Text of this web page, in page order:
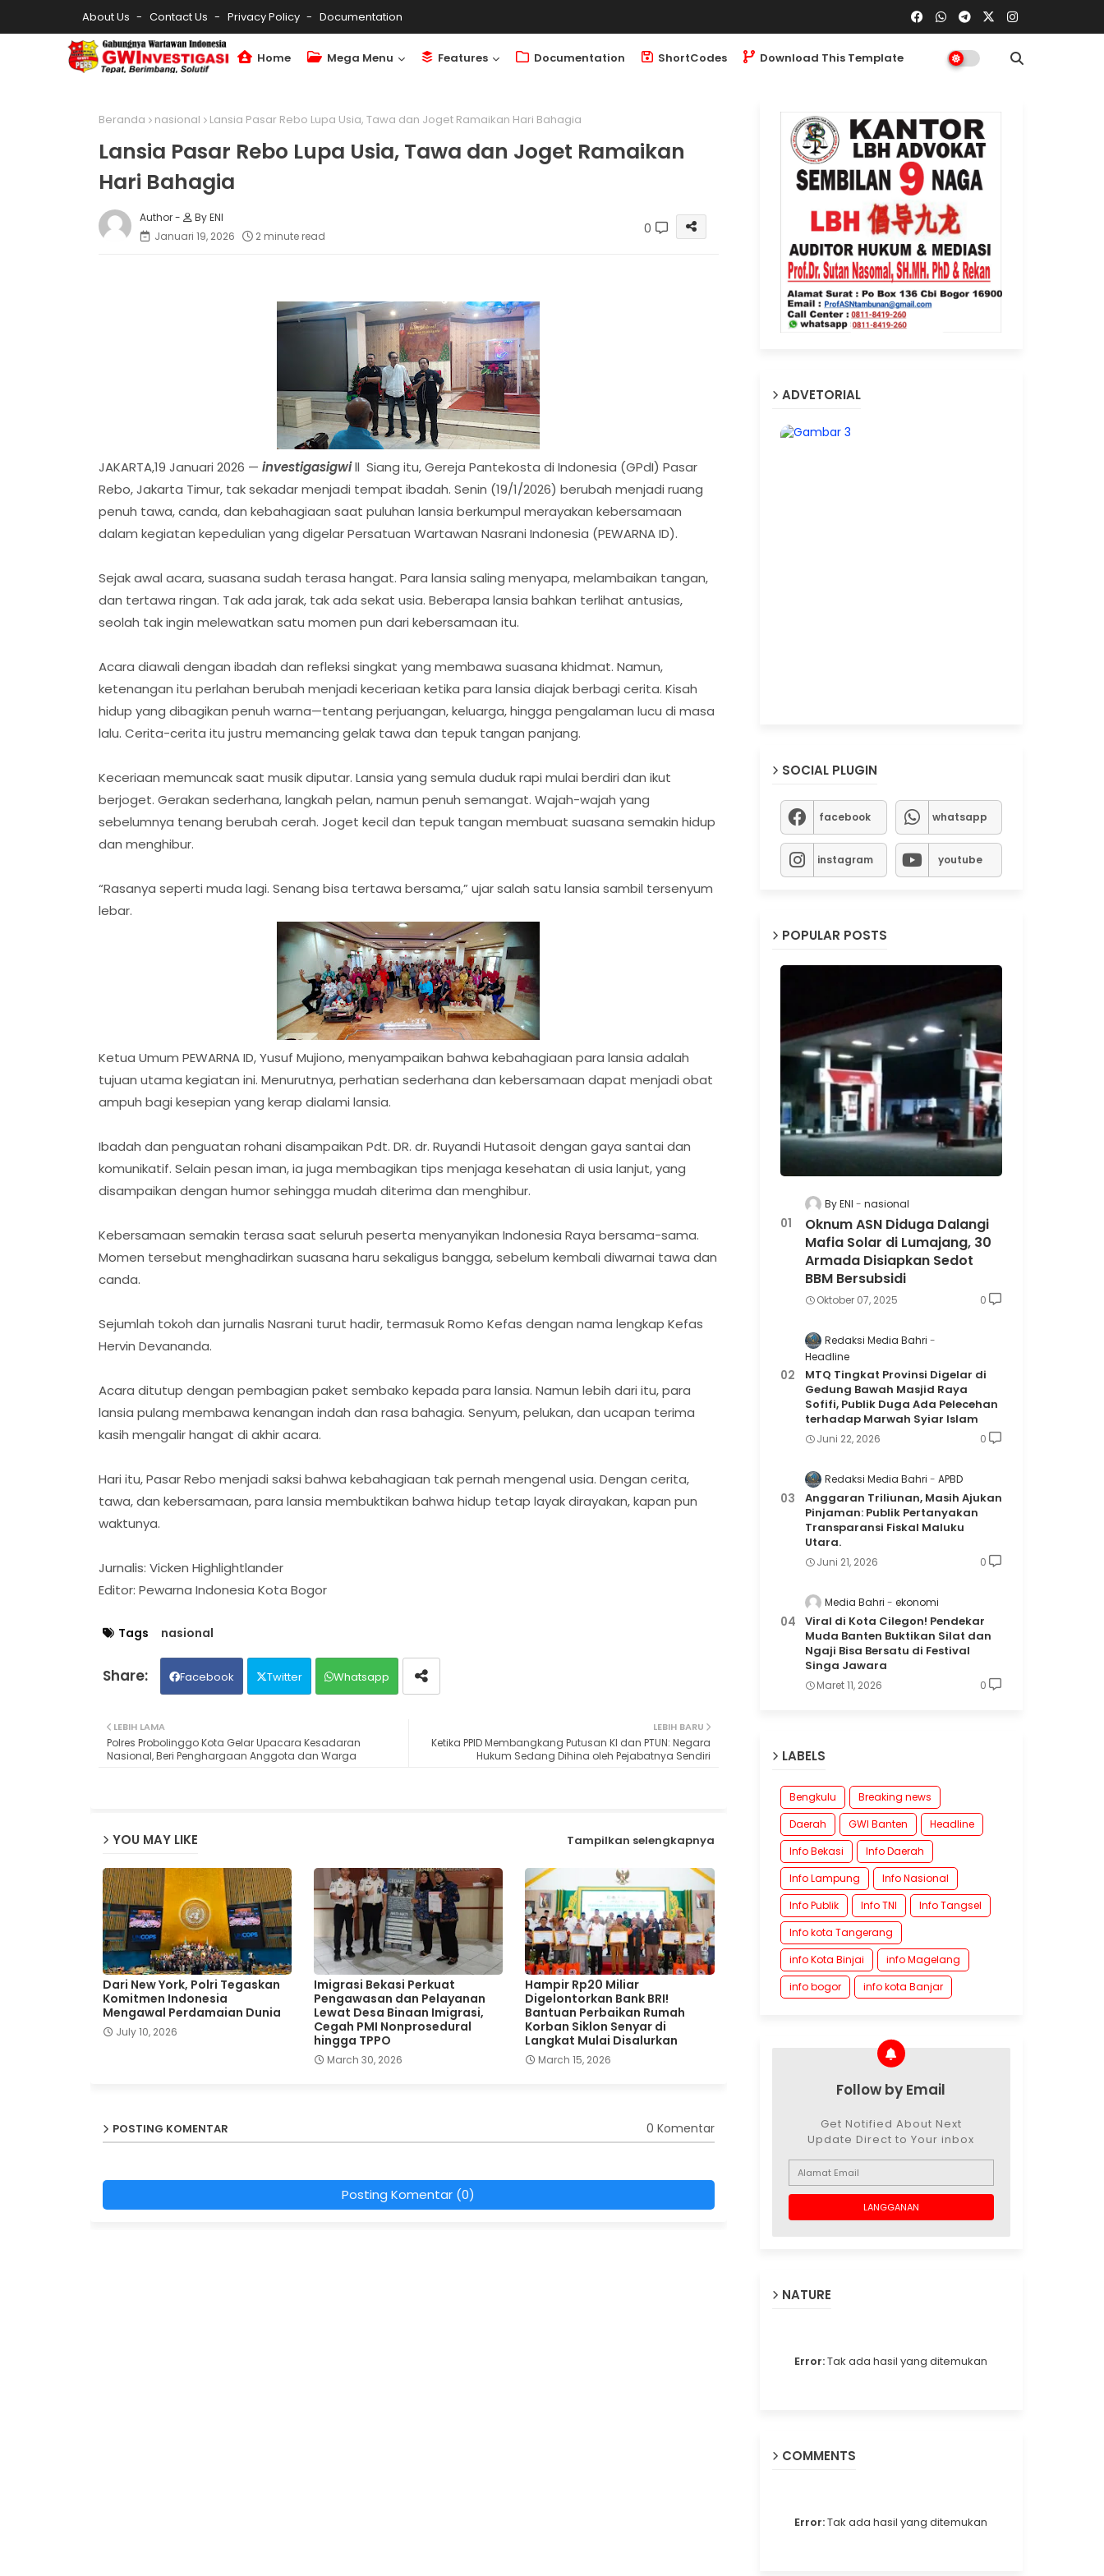
About Us Contact Us Privacy Policy Documentation
Home Mega Menu Features Documentation ShortCodes Download This Template
Beranda nasional Lansia Pasar Rebo Lupa Usia, Tawa dan Joget Ramaikan Hari Bahagia
Lansia Pasar Rebo Lupa Usia, Tawa dan Joget Ramaikan
Hari Bahagia
By ENI
Januari 19, 2026
2 minute read 0
JAKARTA,19 Januari 2026 — investigasigwill Siang itu, Gereja Pantekosta di Indonesia (GPdI) Pasar
Rebo, Jakarta Timur, tak sekadar menjadi tempat ibadah. Senin (19/1/2026) berubah menjadi ruang
penuh tawa, canda, dan kebahagiaan saat puluhan lansia berkumpul merayakan kebersamaan
dalam kegiatan kepedulian yang digelar Persatuan Wartawan Nasrani Indonesia (PEWARNA ID).
Sejak awal acara, suasana sudah terasa hangat. Para lansia saling menyapa, melambaikan tangan,
dan tertawa ringan. Tak ada jarak, tak ada sekat usia. Beberapa lansia bahkan terlihat antusias,
seolah tak ingin melewatkan satu momen pun dari kebersamaan itu.
Acara diawali dengan ibadah dan refleksi singkat yang membawa suasana khidmat. Namun,
ketenangan itu perlahan berubah menjadi keceriaan ketika para lansia diajak berbagi cerita. Kisah
hidup yang dibagikan penuh warna—tentang perjuangan, keluarga, hingga pengalaman lucu di masa
lalu. Cerita-cerita itu justru memancing gelak tawa dan tepuk tangan panjang.
Keceriaan memuncak saat musik diputar. Lansia yang semula duduk rapi mulai berdiri dan ikut
berjoget. Gerakan sederhana, langkah pelan, namun penuh semangat. Wajah-wajah yang
sebelumnya tenang berubah cerah. Joget kecil dan tepuk tangan membuat suasana semakin hidup
dan menghibur.
“Rasanya seperti muda lagi. Senang bisa tertawa bersama,” ujar salah satu lansia sambil tersenyum
lebar.
Ketua Umum PEWARNA ID, Yusuf Mujiono, menyampaikan bahwa kebahagiaan para lansia adalah
tujuan utama kegiatan ini. Menurutnya, perhatian sederhana dan kebersamaan dapat menjadi obat
ampuh bagi kesepian yang kerap dialami lansia.
Ibadah dan penguatan rohani disampaikan Pdt. DR. dr. Ruyandi Hutasoit dengan gaya santai dan
komunikatif. Selain pesan iman, ia juga membagikan tips menjaga kesehatan di usia lanjut, yang
disampaikan dengan humor sehingga mudah diterima dan menghibur.
Kebersamaan semakin terasa saat seluruh peserta menyanyikan Indonesia Raya bersama-sama.
Momen tersebut menghadirkan suasana haru sekaligus bangga, sebelum kembali diwarnai tawa dan
canda.
Sejumlah tokoh dan jurnalis Nasrani turut hadir, termasuk Romo Kefas dengan nama lengkap Kefas
Hervin Devananda.
Acara ditutup dengan pembagian paket sembako kepada para lansia. Namun lebih dari itu, para
lansia pulang membawa kenangan indah dan rasa bahagia. Senyum, pelukan, dan ucapan terima
kasih mengalir hangat di akhir acara.
Hari itu, Pasar Rebo menjadi saksi bahwa kebahagiaan tak pernah mengenal usia. Dengan cerita,
tawa, dan kebersamaan, para lansia membuktikan bahwa hidup tetap layak dirayakan, kapan pun
waktunya.
Jurnalis: Vicken Highlightlander
Editor: Pewarna Indonesia Kota Bogor
Tags nasional
Facebook Twitter Whatsapp
LEBIH BARU
Ketika PPID Membangkang Putusan KI dan PTUN: Negara
Hukum Sedang Dihina oleh Pejabatnya Sendiri
LEBIH LAMA
Polres Probolinggo Kota Gelar Upacara Kesadaran
Nasional, Beri Penghargaan Anggota dan Warga
YOU MAY LIKE Tampilkan selengkapnya
Dari New York, Polri Tegaskan
Komitmen Indonesia
Mengawal Perdamaian Dunia
July 10, 2026
Imigrasi Bekasi Perkuat
Pengawasan dan Pelayanan
Lewat Desa Binaan Imigrasi,
Cegah PMI Nonprosedural
hingga TPPO
March 30, 2026
Hampir Rp20 Miliar
Digelontorkan Bank BRI!
Bantuan Perbaikan Rumah
Korban Siklon Senyar di
Langkat Mulai Disalurkan
March 15, 2026
POSTING KOMENTAR 0 Komentar
Posting Komentar (0)
ADVETORIAL
SOCIAL PLUGIN
facebook whatsapp
instagram youtube
POPULAR POSTS
By ENI nasional
Oknum ASN Diduga Dalangi
Mafia Solar di Lumajang, 30
Armada Disiapkan Sedot
BBM Bersubsidi
Oktober 07, 2025 0
Redaksi Media Bahri
Headline
MTQ Tingkat Provinsi Digelar di
Gedung Bawah Masjid Raya
Sofifi, Publik Duga Ada Pelecehan
terhadap Marwah Syiar Islam
Juni 22, 2026 0
Redaksi Media Bahri APBD
Anggaran Triliunan, Masih Ajukan
Pinjaman: Publik Pertanyakan
Transparansi Fiskal Maluku
Utara.
Juni 21, 2026 0
Media Bahri ekonomi
Viral di Kota Cilegon! Pendekar
Muda Banten Buktikan Silat dan
Ngaji Bisa Bersatu di Festival
Singa Jawara
Maret 11, 2026 0
LABELS
Bengkulu
Breaking news
Daerah
GWI Banten
Headline
Info Bekasi
Info Daerah
Info Lampung
Info Nasional
Info Publik
Info TNI
Info Tangsel
Info kota Tangerang
info Kota Binjai
info Magelang
info bogor
info kota Banjar
Follow by Email
Get Notified About Next
Update Direct to Your inbox
NATURE
Error:Tak ada hasil yang ditemukan
COMMENTS
Error:Tak ada hasil yang ditemukan